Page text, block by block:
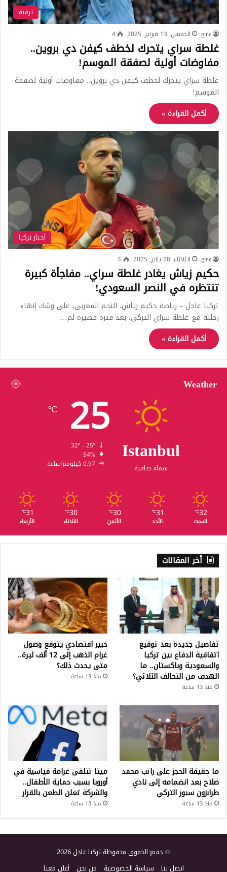
ترفيه
gine الخميس, 13 فبراير, 2025 4
غلطة سراي يتحرك لخطف كيفن دي بروين..
مفاوضات أولية لصفقة الموسم!
غلطة سراي يتحرك لخطف كيفن دي بروين.. مفاوضات أولية لصفقة
الموسم!
أكمل القراءة »
أخبار تركيا
gine الثلاثاء, 28 يناير, 2025 6
حكيم زياش يغادر غلطة سراي.. مفاجأة كبيرة
تنتظره في النصر السعودي!
تركيا عاجل – رياضة حكيم زياش، النجم المغربي، على وشك إنهاء
رحلته مع غلطة سراي التركي، بعد فترة قصيرة لم…
أكمل القراءة »
Weather
Istanbul
سماء صافية
25
℃
54%
0.97 كيلومتر/ساعة
32
℃
السبت
31
℃
الأحد
30
℃
الأثنين
30
℃
الثلاثاء
31
℃
الأربعاء
أخر المقالات
تفاصيل جديدة بعد توقيع
اتفاقية الدفاع بين تركيا
والسعودية وباكستان.. ما
الهدف من التحالف الثلاثي؟
منذ 13 ساعة
خبير اقتصادي يتوقع وصول
غرام الذهب إلى 12 ألف ليرة..
متى يحدث ذلك؟
منذ 13 ساعة
ما حقيقة الحجز على راتب محمد
صلاح بعد انضمامه إلى نادي
طرابزون سبور التركي
منذ 13 ساعة
ميتا تتلقى غرامة قياسية في
أوروبا بسبب حماية الأطفال..
والشركة تعلن الطعن بالقرار
منذ 13 ساعة
© جميع الحقوق محفوظة تركيا عاجل 2026
اتصل بنا سياسة الخصوصية من نحن أعلن معنا